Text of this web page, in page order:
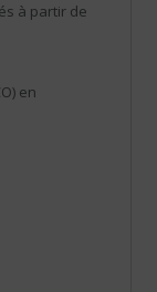
à partir de
en